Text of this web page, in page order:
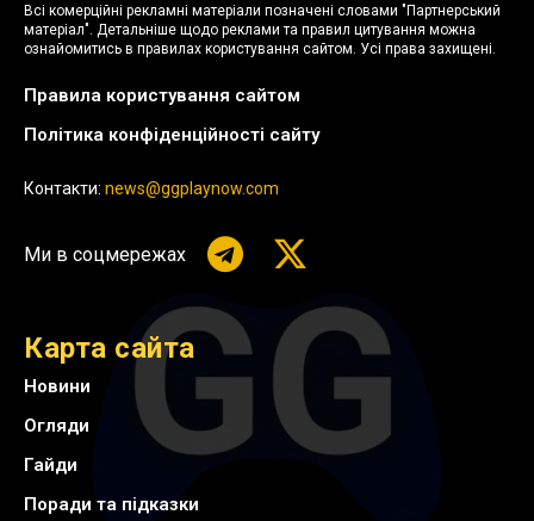
Всі комерційні рекламні матеріали позначені словами "Партнерський
матеріал". Детальніше щодо реклами та правил цитування можна
ознайомитись в правилах користування сайтом. Усі права захищені.
Правила користування сайтом
Політика конфіденційності сайту
Контакти: news@ggplaynow.com
Ми в соцмережах
Карта сайта
Новини
Огляди
Гайди
Поради та підказки